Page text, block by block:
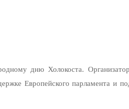
дню Холокоста.
Европейского парламента и